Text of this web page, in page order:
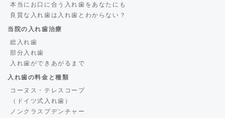
本当にお口に合う入れ歯をあなたにも
良質な入れ歯は入れ歯とわからない？
当院の入れ歯治療
総入れ歯
部分入れ歯
入れ歯ができあがるまで
入れ歯の料金と種類
コーヌス・テレスコープ
（ドイツ式入れ歯）
ノンクラスプデンチャー